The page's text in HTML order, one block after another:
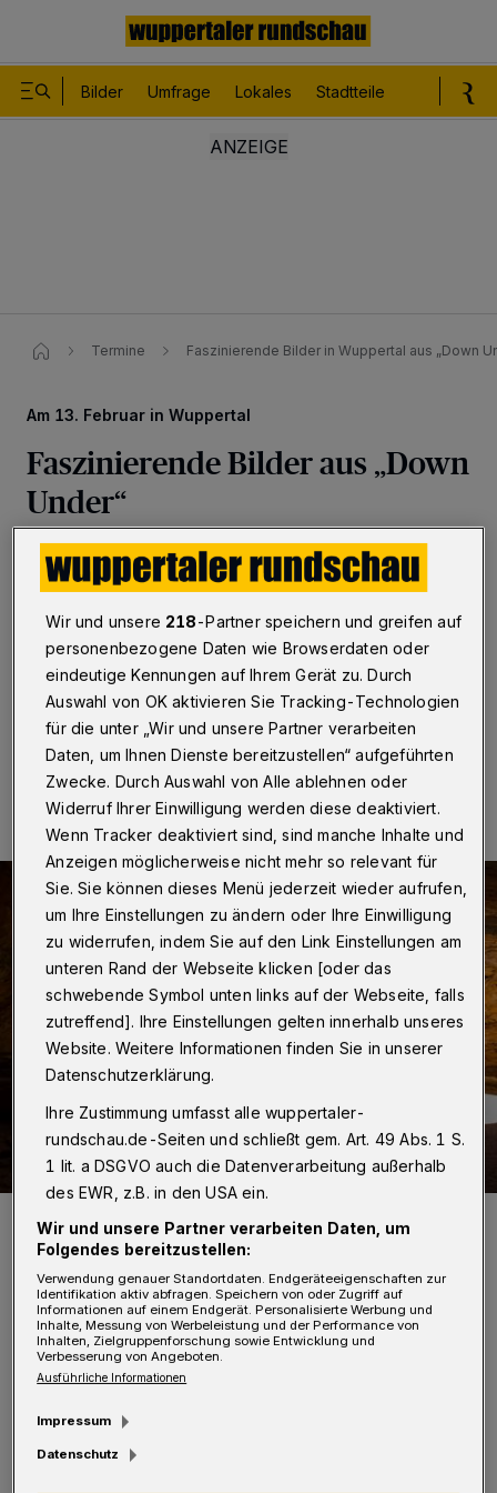
Bilder Umfrage Lokales Stadtteile
Termine Faszinierende Bilder in Wuppertal aus „Down
Am 13. Februar in Wuppertal
Faszinierende Bilder aus „Down
Under“
Wuppertal·Der Weltenbummler Frank Zagel zeigt
seine Multivisions-Show „Australien - Traumzeit
(DAV) in Wuppertal. Der Vortrag beginnt um 19:30 Uhr
im Festsaal des Altenzentrums Wuppertaler Hof
(Hans-Dietrich-Genscher-Platz 5).
06.02.2024 , 10:30 Uhr Eine Minute Lesezeit
Foto: Frank Zagel
D ie einzigartige Welt des kleinsten
Kontinents dieser Erde, der immer noch
22-mal größer als Deutschland ist und nahezu
Wir und unsere 218-Partner speichern und greifen auf
personenbezogene Daten wie Browserdaten oder
eindeutige Kennungen auf Ihrem Gerät zu. Durch
Auswahl von OK aktivieren Sie Tracking-Technologien
für die unter „Wir und unsere Partner verarbeiten
Daten, um Ihnen Dienste bereitzustellen“ aufgeführten
Zwecke. Durch Auswahl von Alle ablehnen oder
Widerruf Ihrer Einwilligung werden diese deaktiviert.
Wenn Tracker deaktiviert sind, sind manche Inhalte und
Anzeigen möglicherweise nicht mehr so relevant für
Sie. Sie können dieses Menü jederzeit wieder aufrufen,
um Ihre Einstellungen zu ändern oder Ihre Einwilligung
zu widerrufen, indem Sie auf den Link Einstellungen am
unteren Rand der Webseite klicken [oder das
schwebende Symbol unten links auf der Webseite, falls
zutreffend]. Ihre Einstellungen gelten innerhalb unseres
Website. Weitere Informationen finden Sie in unserer
Datenschutzerklärung.
Ihre Zustimmung umfasst alle wuppertaler-
rundschau.de-Seiten und schließt gem. Art. 49 Abs. 1 S.
1 lit. a DSGVO auch die Datenverarbeitung außerhalb
des EWR, z.B. in den USA ein.
Wir und unsere Partner verarbeiten Daten, um
Folgendes bereitzustellen:
Verwendung genauer Standortdaten. Endgeräteeigenschaften zur
Identifikation aktiv abfragen. Speichern von oder Zugriff auf
Informationen auf einem Endgerät. Personalisierte Werbung und
Inhalte, Messung von Werbeleistung und der Performance von
Inhalten, Zielgruppenforschung sowie Entwicklung und
Verbesserung von Angeboten.
Ausführliche Informationen
Impressum
Datenschutz